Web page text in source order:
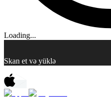
Loading...
Skan et və yüklə